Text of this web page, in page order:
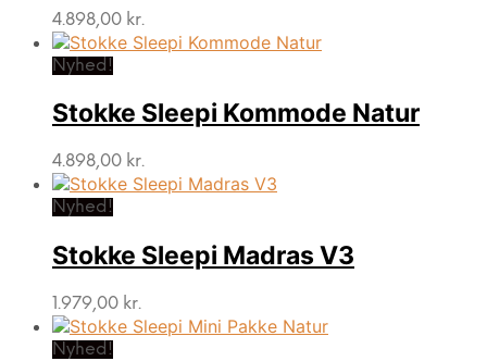
4.898,00 kr.
Nyhed!
Stokke Sleepi Kommode Natur
4.898,00 kr.
Nyhed!
Stokke Sleepi Madras V3
1.979,00 kr.
Nyhed!